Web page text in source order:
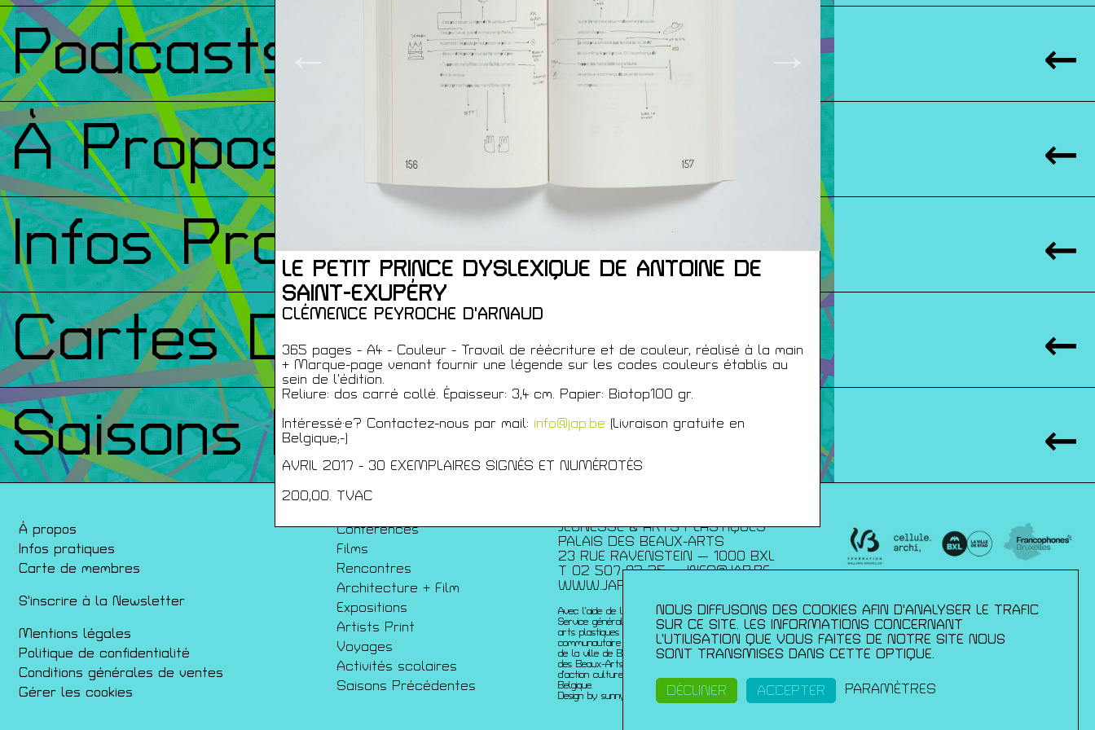
LE PETIT PRINCE DYSLEXIQUE DE ANTOINE DE
SAINT-EXUPÉRY
CLÉMENCE PEYROCHE D'ARNAUD
365 pages - A4 - Couleur - Travail de réécriture et de couleur, réalisé à la main
+ Marque-page venant fournir une légende sur les codes couleurs établis au
sein de l’édition.
Reliure: dos carré collé. Épaisseur: 3,4 cm. Papier: Biotop100 gr.
Intéressé·e? Contactez-nous par mail: info@jap.be (Livraison gratuite en
Belgique;-)
AVRIL 2017 - 30 EXEMPLAIRES SIGNÉS ET NUMÉROTÉS
200,00. TVAC
Podcasts
À Propos
Infos Pratiques
Cartes De Membre
Saisons Précédentes
À propos
Infos pratiques
Carte de membres
S'inscrire à la Newsletter
Mentions légales
Politique de confidentialité
Conditions générales de ventes
Gérer les cookies
Conférences
Films
Rencontres
Architecture + Film
Expositions
Artists Print
Voyages
Activités scolaires
Saisons Précédentes
JEUNESSE & ARTS PLASTIQUES
PALAIS DES BEAUX-ARTS
23 RUE RAVENSTEIN — 1000 BXL
T 02 507 82 25 —INFO@JAP.BE
WWW.JAP.BE
Avec l’aide de la Fédération Wallonie-Bruxelles :
Service généralde la création artistique – direction des
arts plastiques contemporains ; de la Commission
communautaire française ; de l’échevinat de la culture
de la ville de Bruxelles ; de urban brussels ;du Palais
des Beaux-Arts et du du Service de coopération et
d’action culturelle de l’ambassade de France en
Belgique.
Design by sunny-side-up.
NOUS DIFFUSONS DES COOKIES AFIN D'ANALYSER LE TRAFIC
SUR CE SITE. LES INFORMATIONS CONCERNANT
L’UTILISATION QUE VOUS FAITES DE NOTRE SITE NOUS
SONT TRANSMISES DANS CETTE OPTIQUE.
DÉCLINER ACCEPTER PARAMÈTRES